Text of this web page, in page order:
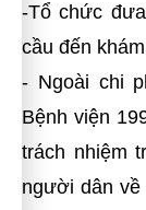
-Tổ chức
cầu đến
- Ngoài chi
Bệnh viện
trách nhiệm
người dân